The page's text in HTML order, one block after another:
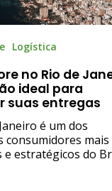
Logística
no Rio de
ideal para
suas entregas
é um dos
consumidores mais
e estratégicos do